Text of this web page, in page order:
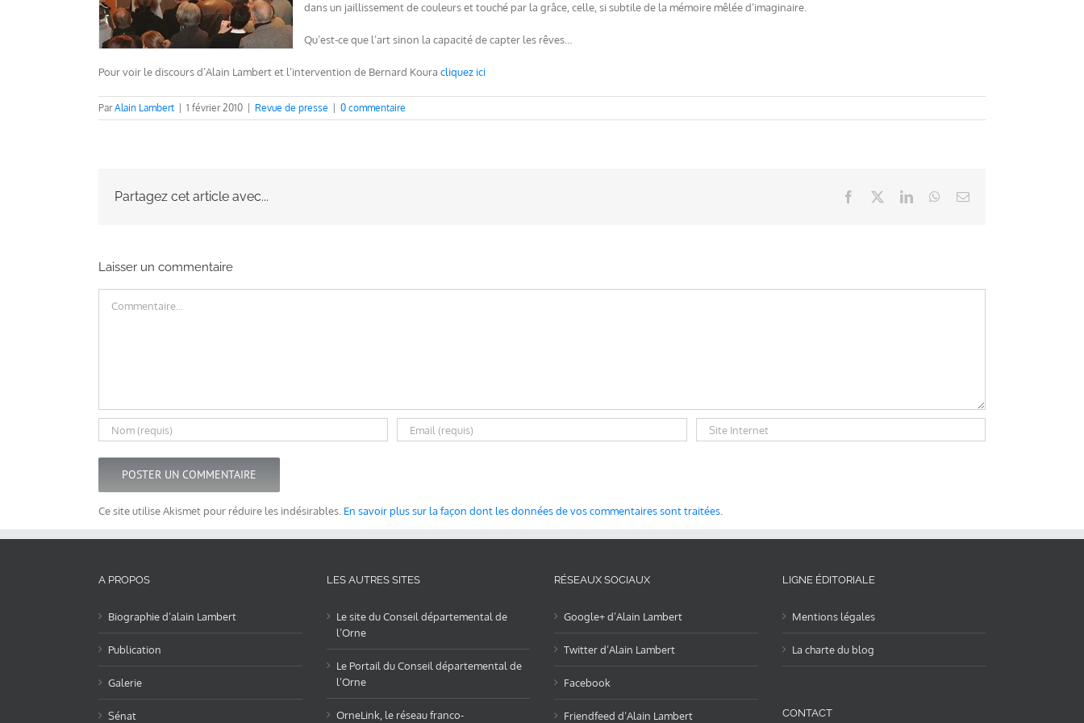
dans un jaillissement de couleurs et touché par la grâce, celle, si subtile de la mémoire mêlée d’imaginaire.
Qu’est-ce que l’art sinon la capacité de capter les rêves…
Pour voir le discours d’Alain Lambert et l’intervention de Bernard Koura cliquez ici
ParAlain Lambert 1 février 2010 Revue de presse 0 commentaire
Partagez cet article avec... Facebook LinkedInWhatsApp
Email
Laisser un commentaire
Ce site utilise Akismet pour réduire les indésirables. En savoir plus sur la façon dont les données de vos commentaires sont traitées
A PROPOS
Biographie d’alain Lambert
Publication
Galerie
Sénat
LES AUTRES SITES
Le site du Conseil départemental de
l’Orne
Le Portail du Conseil départemental de
l’Orne
OrneLink, le réseau franco-
RÉSEAUX SOCIAUX
Google+ d’Alain Lambert
Twitter d’Alain Lambert
Facebook
Friendfeed d’Alain Lambert
LIGNE ÉDITORIALE
Mentions légales
La charte du blog
CONTACT